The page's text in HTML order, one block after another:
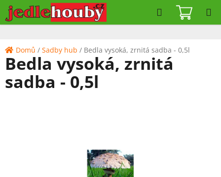
Přejít
na
obsah
Hledat
KOŠÍK
Domů / Sadby hub / Bedla vysoká, zrnitá sadba - 0,5l
Bedla vysoká, zrnitá
sadba - 0,5l